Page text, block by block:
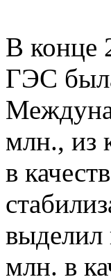
В конце
ГЭС
млн., из
в
выделил
млн. в